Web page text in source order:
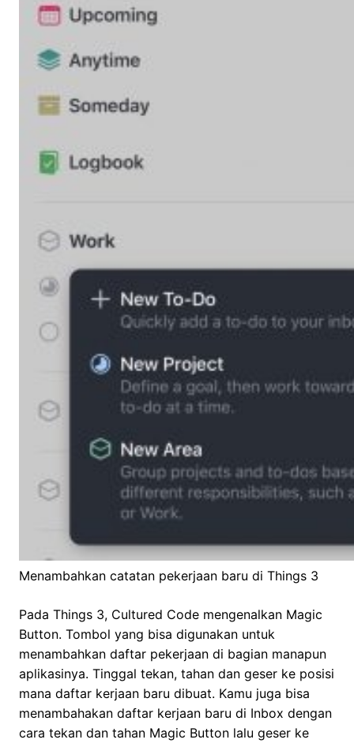
Menambahkan catatan pekerjaan baru di Things 3
Pada Things 3, Cultured Code mengenalkan Magic
Button. Tombol yang bisa digunakan untuk
menambahkan daftar pekerjaan di bagian manapun
aplikasinya. Tinggal tekan, tahan dan geser ke posisi
mana daftar kerjaan baru dibuat. Kamu juga bisa
menambahakan daftar kerjaan baru di Inbox dengan
cara tekan dan tahan Magic Button lalu geser ke